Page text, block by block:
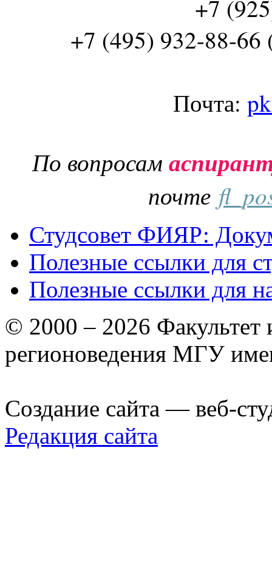
+7
+7 (495) 932-88-66
Почта:
По вопросам
почте
Студсовет ФИЯР:
Полезные ссылки для
Полезные ссылки для
© 2000 – 2026 Факультет
регионоведения МГУ
Создание сайта — веб-
Редакция сайта